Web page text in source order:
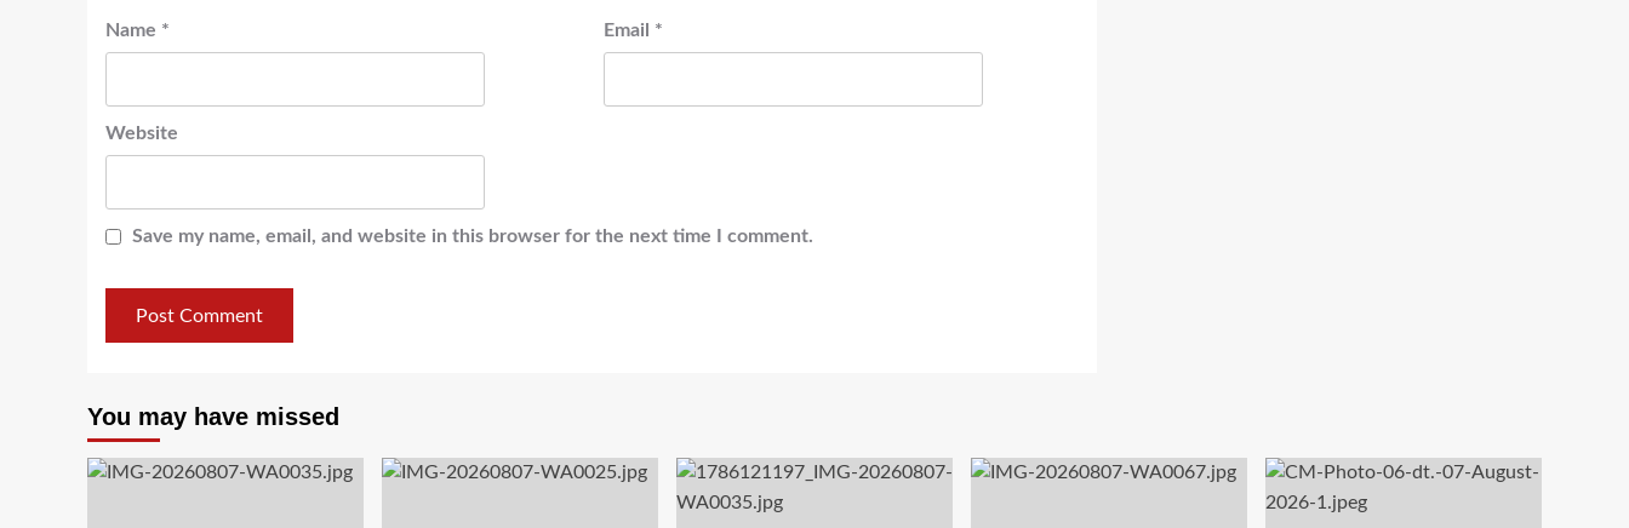
Name * Email *
Website
Save my name, email, and website in this browser for the next time I comment.
You may have missed